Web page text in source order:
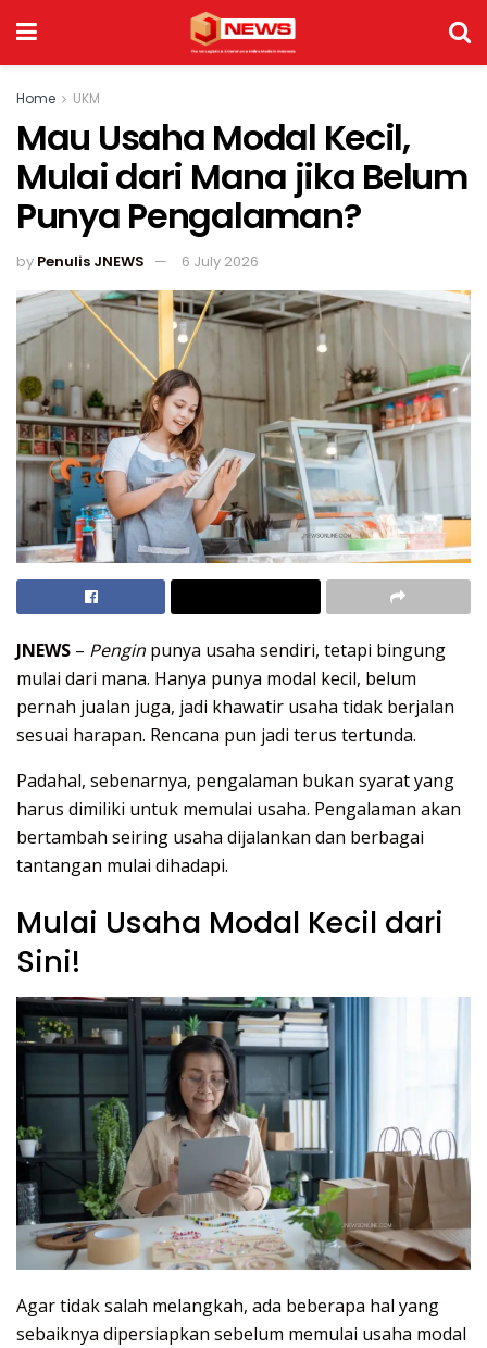
Home UKM
Mau Usaha Modal Kecil,
Mulai dari Mana jika Belum
Punya Pengalaman?
by Penulis JNEWS 6 July 2026
JNEWS – Pengin punya usaha sendiri, tetapi bingung
mulai dari mana. Hanya punya modal kecil, belum
pernah jualan juga, jadi khawatir usaha tidak berjalan
sesuai harapan. Rencana pun jadi terus tertunda.
Padahal, sebenarnya, pengalaman bukan syarat yang
harus dimiliki untuk memulai usaha. Pengalaman akan
bertambah seiring usaha dijalankan dan berbagai
tantangan mulai dihadapi.
Mulai Usaha Modal Kecil dari
Sini!
Agar tidak salah melangkah, ada beberapa hal yang
sebaiknya dipersiapkan sebelum memulai usaha modal